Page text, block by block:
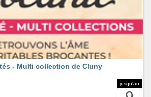
jusqu'au
- Multi collection de Cluny